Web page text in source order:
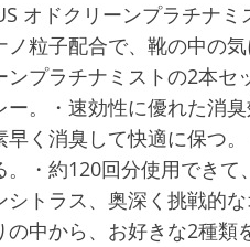
オドクリーンプラチナ
ノ粒子配合で、靴の中の
ンプラチナミストの2本
ー。・速効性に優れた消
早く消臭して快適に保つ
。・約120回分使用でき
シトラス、奥深く挑戦的
の中から、お好きな2種